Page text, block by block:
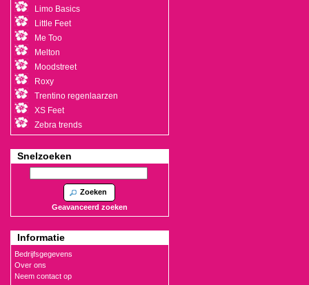
Limo Basics
Little Feet
Me Too
Melton
Moodstreet
Roxy
Trentino regenlaarzen
XS Feet
Zebra trends
Snelzoeken
Zoeken
Geavanceerd zoeken
Informatie
Bedrijfsgegevens
Over ons
Neem contact op